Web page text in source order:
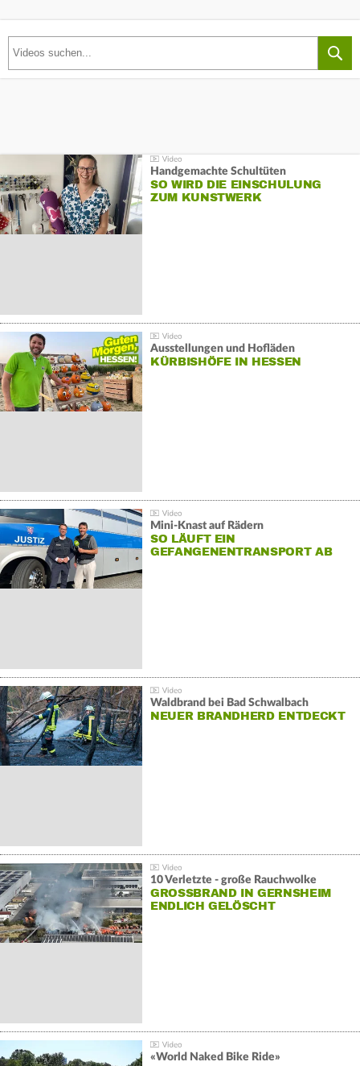
Handgemachte Schultüten
SO WIRD DIE EINSCHULUNG
ZUM KUNSTWERK
Ausstellungen und Hofläden
KÜRBISHÖFE IN HESSEN
Mini-Knast auf Rädern
SO LÄUFT EIN
GEFANGENENTRANSPORT AB
Waldbrand bei Bad Schwalbach
NEUER BRANDHERD ENTDECKT
10 Verletzte - große Rauchwolke
GROSSBRAND IN GERNSHEIM E
NDLICH GELÖSCHT
«World Naked Bike Ride»